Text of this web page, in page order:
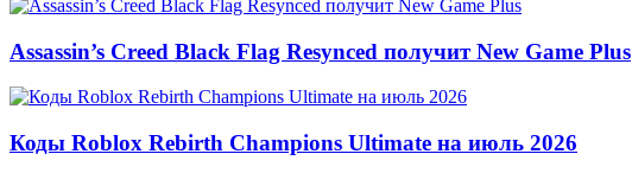
Assassin’s Creed Black Flag Resynced получит New Game Plus
Коды Roblox Rebirth Champions Ultimate на июль 2026